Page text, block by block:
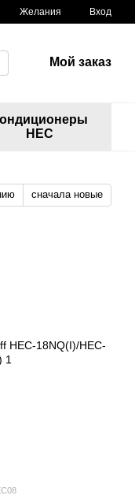
Желания Вход
Мой заказ
HEC
сначала новые